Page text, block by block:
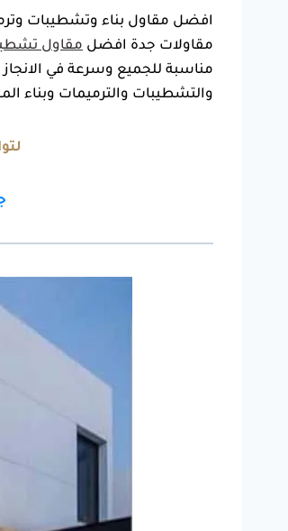
افضل مقاول بناء وتشطيبات
مقاولات جدة افضلمقاول
مناسبة للجميع وسرعة في
والتشطيبات والترميمات وبناء